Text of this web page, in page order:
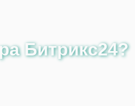
Битрикс24?
Битрикс24?